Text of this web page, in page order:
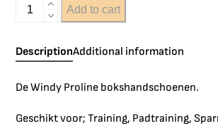
Add to cart
DescriptionAdditional information
De Windy Proline bokshandschoenen.
Geschikt voor; Training, Padtraining,